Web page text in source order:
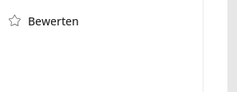
Bewerten